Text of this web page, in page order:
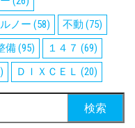
ルノー (58) 不動 (75)
備(95) １４７ (69)
ＤＩＸＣＥＬ (20)